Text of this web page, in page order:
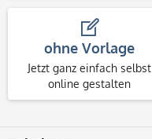
ohne Vorlage
Jetzt ganz einfach selbst
online gestalten